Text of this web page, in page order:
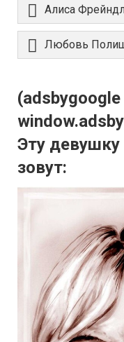
Алиса
Любовь
(adsbygoogle
Эту
зовут: